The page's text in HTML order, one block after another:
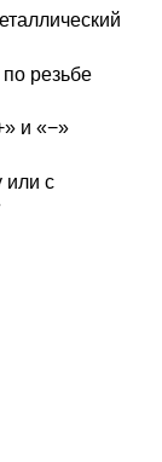
резьбе
и «−»
или с